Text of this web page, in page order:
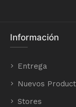
Información
Entrega
Nuevos
Stores